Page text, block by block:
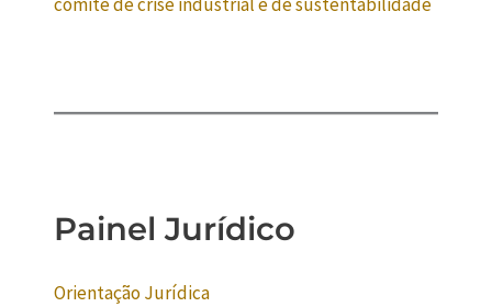
Painel Jurídico
Orientação Jurídica